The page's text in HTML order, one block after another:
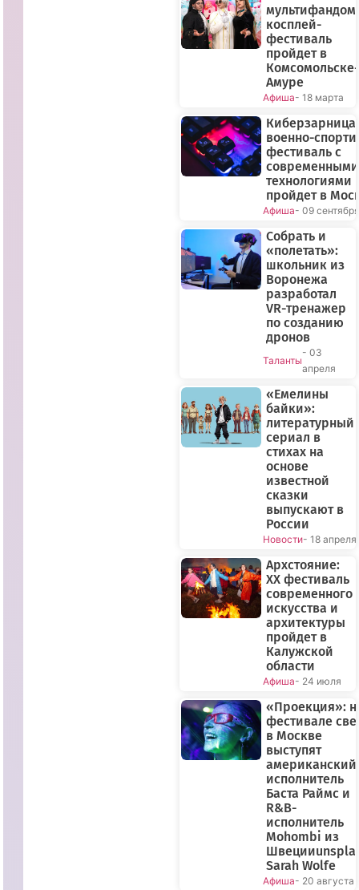
косплей-
фестиваль
пройдет в
Амуре
Афиша- 18 марта
военно-
фестиваль с
современными
технологиями
пройдет в
Афиша- 09 сентября
Собрать и
«полетать»:
школьник из
Воронежа
разработал
VR-тренажер
по созданию
дронов
Таланты
- 03
апреля
«Емелины
байки»:
литературный
сериал в
стихах на
основе
известной
сказки
выпускают в
России
Новости- 18 апреля
Архстояние:
XX фестиваль
современного
искусства и
архитектуры
пройдет в
Калужской
области
Афиша- 24 июля
«Проекция»:
фестивале
в Москве
выступят
американский
исполнитель
Баста Раймс и
R&B-
исполнитель
Mohombi из
Sarah Wolfe
Афиша- 20 августа